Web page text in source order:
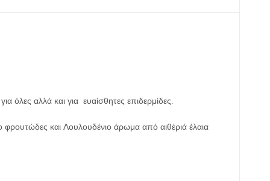
όλες αλλά και για ευαίσθητες επιδερμίδες.
και Λουλουδένιο άρωμα από αιθέριά έλαια